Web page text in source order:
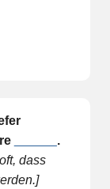
.
dass